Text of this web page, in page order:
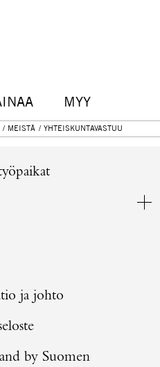
MYY
MEISTÄ YHTEISKUNTAVASTUU
ja johto
by Suomen